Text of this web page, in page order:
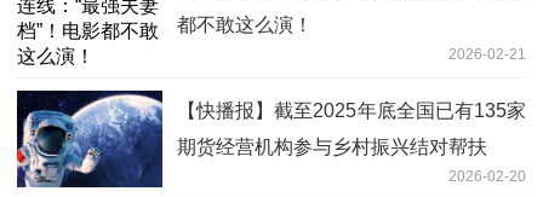
都不敢这么演！
2026-02-21
【快播报】截至2025年底全国已有135家
期货经营机构参与乡村振兴结对帮扶
2026-02-20